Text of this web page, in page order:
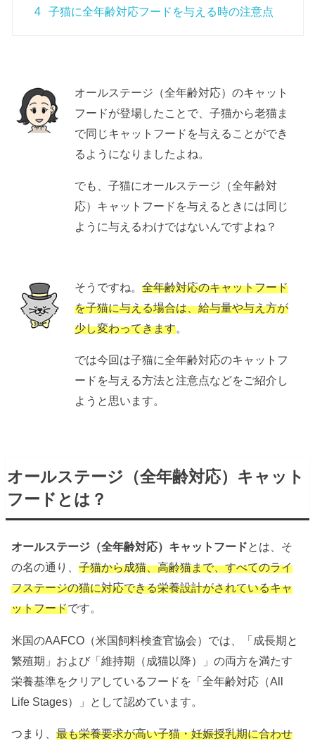
4 子猫に全年齢対応フードを与える時の注意点
オールステージ（全年齢対応）のキャット
フードが登場したことで、子猫から老猫ま
で同じキャットフードを与えることができ
るようになりましたよね。
でも、子猫にオールステージ（全年齢対
応）キャットフードを与えるときには同じ
ように与えるわけではないんですよね？
そうですね。全年齢対応のキャットフード
を子猫に与える場合は、給与量や与え方が
少し変わってきます。
では今回は子猫に全年齢対応のキャットフ
ードを与える方法と注意点などをご紹介し
ようと思います。
オールステージ（全年齢対応）キャット
フードとは？
オールステージ（全年齢対応）キャットフードとは、そ
の名の通り、子猫から成猫、高齢猫まで、すべてのライ
フステージの猫に対応できる栄養設計がされているキャ
ットフードです。
米国のAAFCO（米国飼料検査官協会）では、「成長期と
繁殖期」および「維持期（成猫以降）」の両方を満たす
栄養基準をクリアしているフードを「全年齢対応（All
Life Stages）」として認めています。
つまり、最も栄養要求が高い子猫・妊娠授乳期に合わせ